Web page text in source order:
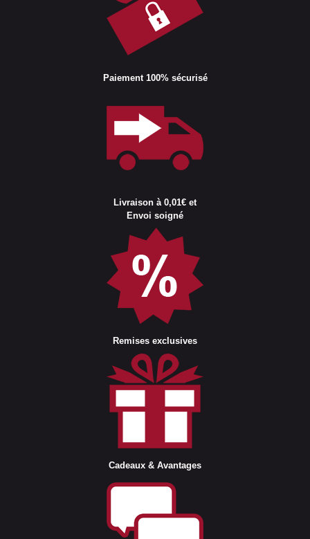
Paiement 100% sécurisé
Livraison à 0,01€ et
Envoi soigné
Remises exclusives
Cadeaux & Avantages